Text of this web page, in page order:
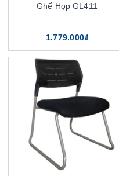
Ghế Họp GL411
1.779.000₫